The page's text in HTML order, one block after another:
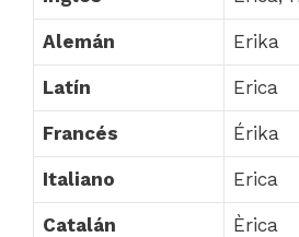
Alemán Erika
Latín Erica
Francés Érika
Italiano Erica
Catalán Èrica